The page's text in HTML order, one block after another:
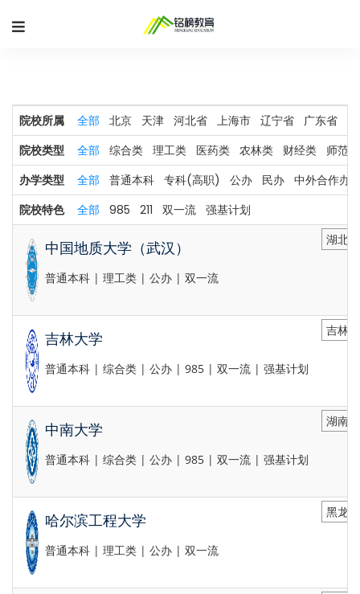
院校所属 全部 北京 天津 河北省 上海市 辽宁省 广东省
院校类型 全部 综合类 理工类 医药类 农林类 财经类 师范类
办学类型 全部 普通本科 专科(高职) 公办 民办 中外合作办
院校特色 全部 985 211 双一流 强基计划
中国地质大学（武汉）
普通本科 | 理工类 | 公办 | 双一流
湖北
吉林大学
普通本科 | 综合类 | 公办 | 985 | 双一流 | 强基计划
吉林
中南大学
普通本科 | 综合类 | 公办 | 985 | 双一流 | 强基计划
湖南
哈尔滨工程大学
普通本科 | 理工类 | 公办 | 双一流
黑龙